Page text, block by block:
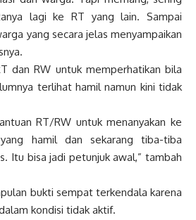
lagi ke RT yang lain. Sampai
yang secara jelas menyampaikan
dan RW untuk memperhatikan bila
terlihat hamil namun kini tidak
RT/RW untuk menanyakan ke
hamil dan sekarang tiba-tiba
Itu bisa jadi petunjuk awal,” tambah
bukti sempat terkendala karena
kondisi tidak aktif.